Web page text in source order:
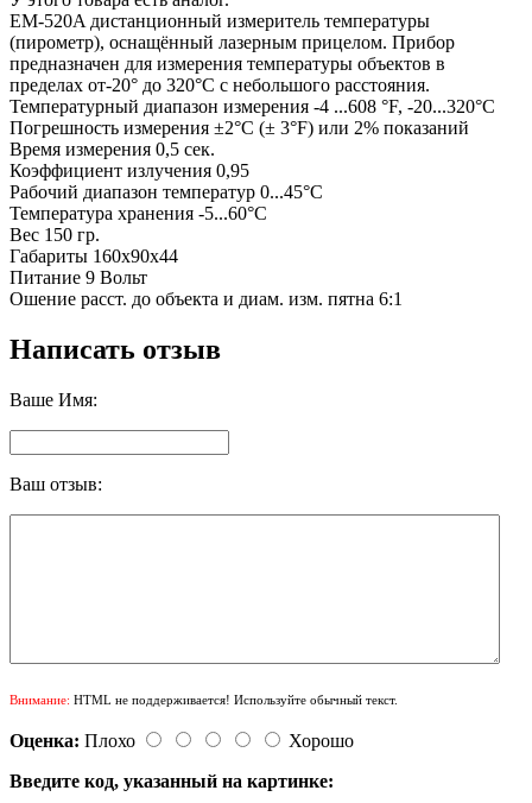
EM-520A дистанционный измеритель температуры
(пирометр), оснащённый лазерным прицелом. Прибор
предназначен для измерения температуры объектов в
пределах от-20° до 320°C с небольшого расстояния.
Температурный диапазон измерения -4 ...608 °F, -20...320°С
Погрешность измерения ±2°С (± 3°F) или 2% показаний
Время измерения 0,5 сек.
Коэффициент излучения 0,95
Рабочий диапазон температур 0...45°С
Температура хранения -5...60°С
Вес 150 гр.
Габариты 160x90x44
Питание 9 Вольт
Ошение расст. до объекта и диам. изм. пятна 6:1
Написать отзыв
Ваше Имя:
Ваш отзыв:
Внимание: HTML не поддерживается! Используйте обычный текст.
Оценка: Плохо
Хорошо
Введите код, указанный на картинке: